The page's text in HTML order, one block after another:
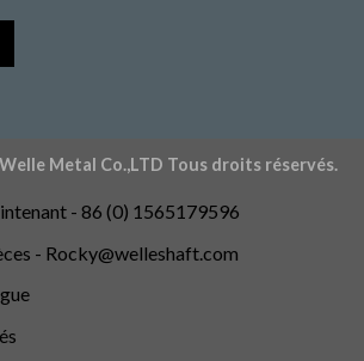
Welle Metal Co.,LTD Tous droits réservés.
- 86 (0) 1565179596
- Rocky@welleshaft.com